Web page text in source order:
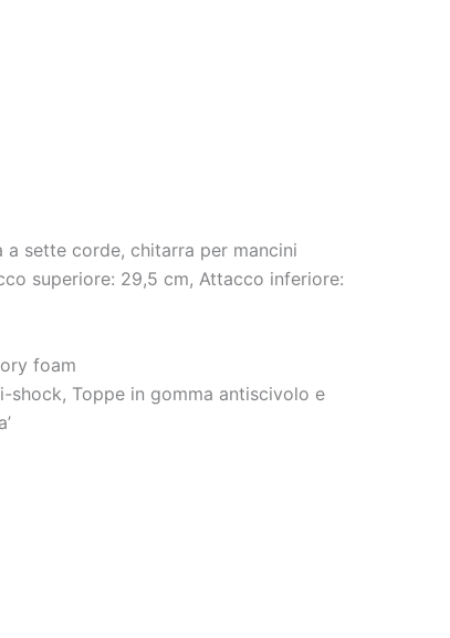
sette corde, chitarra per mancini
superiore: 29,5 cm, Attacco inferiore:
foam
shock, Toppe in gomma antiscivolo e